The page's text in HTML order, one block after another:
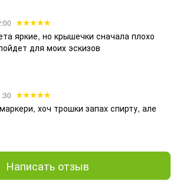
яркие, но крышечки сначала плохо
для моих эскизов
хоч трошки запах спирту, але
Написать отзыв